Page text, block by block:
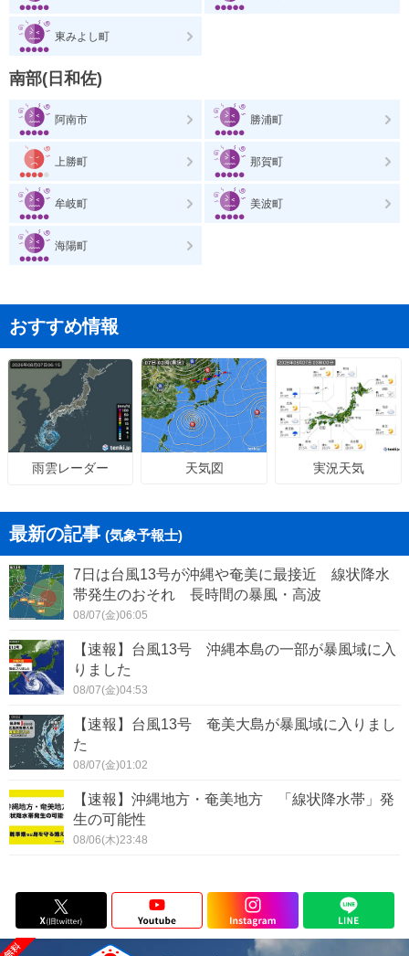
東みよし町
南部(日和佐)
阿南市 勝浦町
上勝町 那賀町
牟岐町 美波町
海陽町
おすすめ情報
雨雲レーダー 天気図 実況天気
最新の記事 (気象予報士)
7日は台風13号が沖縄や奄美に最接近 線状降水
帯発生のおそれ 長時間の暴風・高波
08/07(金)06:05
【速報】台風13号 沖縄本島の一部が暴風域に入
りました
08/07(金)04:53
【速報】台風13号 奄美大島が暴風域に入りまし
た
08/07(金)01:02
【速報】沖縄地方・奄美地方 「線状降水帯」発
生の可能性
08/06(木)23:48